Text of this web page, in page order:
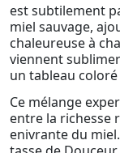
est subtilement
miel sauvage,
chaleureuse à
viennent
un tableau
Ce mélange
entre la richesse
enivrante du